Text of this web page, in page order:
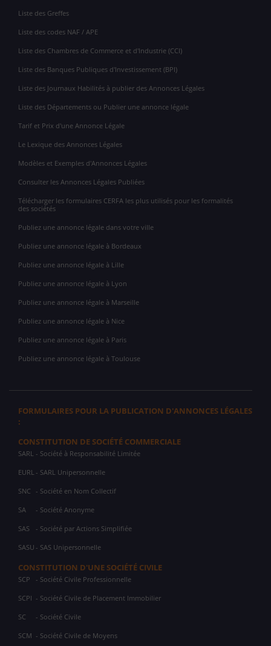
Liste des Greffes
Liste des codes NAF / APE
Liste des Chambres de Commerce et d'Industrie (CCI)
Liste des Banques Publiques d'Investissement (BPI)
Liste des Journaux Habilités à publier des Annonces Légales
Liste des Départements ou Publier une annonce légale
Tarif et Prix d'une Annonce Légale
Le Lexique des Annonces Légales
Modèles et Exemples d'Annonces Légales
Consulter les Annonces Légales Publiées
Télécharger les formulaires CERFA les plus utilisés pour les formalités
des sociétés
Publiez une annonce légale dans votre ville
Publiez une annonce légale à Bordeaux
Publiez une annonce légale à Lille
Publiez une annonce légale à Lyon
Publiez une annonce légale à Marseille
Publiez une annonce légale à Nice
Publiez une annonce légale à Paris
Publiez une annonce légale à Toulouse
FORMULAIRES POUR LA PUBLICATION D'ANNONCES LÉGALES
:
CONSTITUTION DE SOCIÉTÉ COMMERCIALE
SARL - Société à Responsabilité Limitée
EURL - SARL Unipersonnelle
SNC - Société en Nom Collectif
SA - Société Anonyme
SAS - Société par Actions Simplifiée
SASU - SAS Unipersonnelle
CONSTITUTION D'UNE SOCIÉTÉ CIVILE
SCP - Société Civile Professionnelle
SCPI - Société Civile de Placement Immobilier
SC - Société Civile
SCM - Société Civile de Moyens